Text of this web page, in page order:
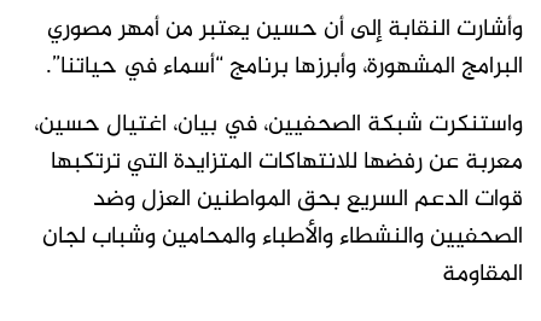
وأشارت النقابة إلى أن حسين يعتبر من أمهر مصوري
البرامج المشهورة، وأبرزها برنامج “أسماء في حياتنا”.
واستنكرت شبكة الصحفيين، في بيان، اغتيال حسين،
معربة عن رفضها للانتهاكات المتزايدة التي ترتكبها
قوات الدعم السريع بحق المواطنين العزل وضد
الصحفيين والنشطاء والأطباء والمحامين وشباب لجان
المقاومة